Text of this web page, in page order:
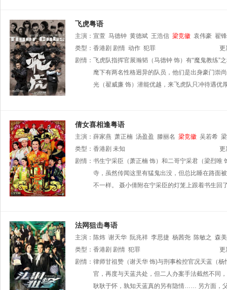
飞虎粤语
主演： 宣萱 马德钟 黄德斌 王浩信 梁竞徽 袁伟豪 翟锋
类型： 香港剧 剧情 动作 犯罪
更
剧情： 飞虎队指挥官展瀚韬（马德钟 饰）有“魔鬼教练”
麾下有两名性格迥异的队员，他们是出身豪门崇
光（翟威廉 饰）潜能优越，来飞虎队只冲待遇
倩女喜相逢粤语
主演： 薛家燕 萧正楠 汤盈盈 滕丽名 梁竞徽 吴若希
类型： 香港剧 未知
更
剧情： 书生宁采臣（萧正楠 饰）和二哥宁采君（梁烈唯
寺，虽然传闻这里有猛鬼出没，但总比睡在路面
不一样。 聂小倩附在宁采臣的灯笼上跟着书生
法网狙击粤语
主演： 陈炜 谢天华 阮兆祥 李思捷 杨茜尧 陈敏之 森美
类型： 香港剧 剧情 犯罪
更
剧情： 律师甘祖赞（谢天华 饰)与刑事检控官况天蓝（
官，再度与天蓝共处，但二人办案手法截然不同
耿耿于怀，孰知天蓝真的另有隐情…… 另方面，